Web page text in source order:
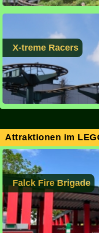
X-treme Racers
Attraktionen im
Falck Fire Brigade